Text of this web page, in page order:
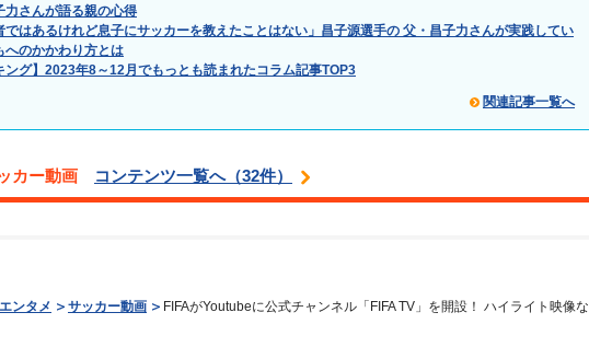
力さんが語る親の心得
ではあるけれど息子にサッカーを教えたことはない」昌子源選手の 父・昌子力さんが実践してい
へのかかわり方とは
ング】2023年8～12月でもっとも読まれたコラム記事TOP3
関連記事一覧へ
カー動画 コンテンツ一覧へ（32件）
エンタメ サッカー動画
FIFAがYoutubeに公式チャンネル「FIFA TV」を開設！ ハイライト映像な